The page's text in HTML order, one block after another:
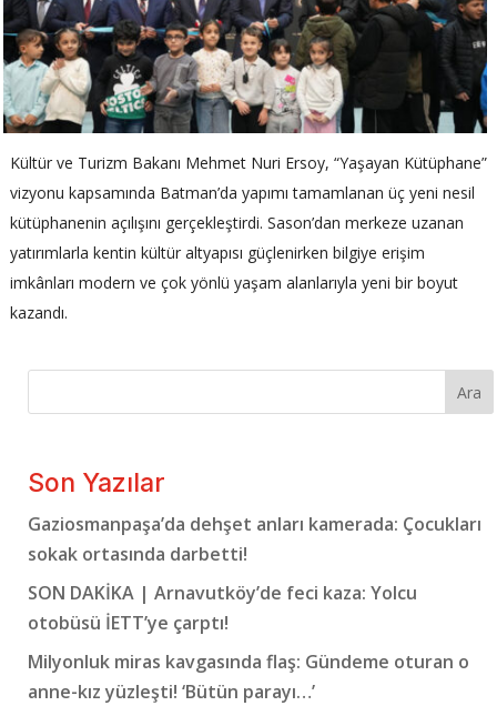
Kültür ve Turizm Bakanı Mehmet Nuri Ersoy, “Yaşayan Kütüphane”
vizyonu kapsamında Batman’da yapımı tamamlanan üç yeni nesil
kütüphanenin açılışını gerçekleştirdi. Sason’dan merkeze uzanan
yatırımlarla kentin kültür altyapısı güçlenirken bilgiye erişim
imkânları modern ve çok yönlü yaşam alanlarıyla yeni bir boyut
kazandı.
Ara
Son Yazılar
Gaziosmanpaşa’da dehşet anları kamerada: Çocukları
sokak ortasında darbetti!
SON DAKİKA | Arnavutköy’de feci kaza: Yolcu
otobüsü İETT’ye çarptı!
Milyonluk miras kavgasında flaş: Gündeme oturan o
anne-kız yüzleşti! ‘Bütün parayı…’